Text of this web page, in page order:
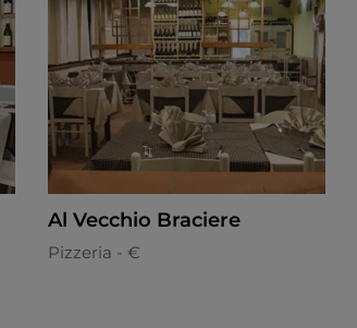
Al Vecchio Braciere
Pizzeria - €